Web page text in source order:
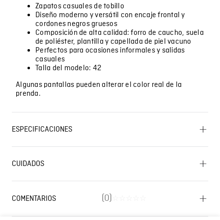
Zapatos casuales de tobillo
Diseño moderno y versátil con encaje frontal y
cordones negros gruesos
Composición de alta calidad: forro de caucho, suela
de poliéster, plantilla y capellada de piel vacuno
Perfectos para ocasiones informales y salidas
casuales
Talla del modelo: 42
Algunas pantallas pueden alterar el color real de la
prenda.
ESPECIFICACIONES
PLANCHADO: No planchar. BLANQUEADO: No usar
blanqueador. CUIDADO TEXTIL PROFESIONAL: Limpieza
solventes establecidos para el símbolo F. Proceso
húmedo profesional . Proceso moderado.
CUIDADOS
COMENTARIOS (0)
Cargando el resumen…